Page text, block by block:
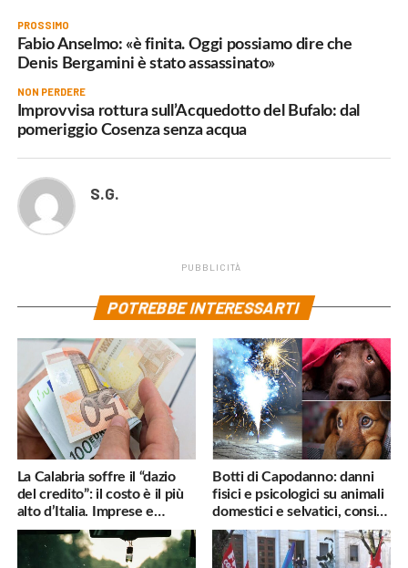
PROSSIMO
Fabio Anselmo: «è finita. Oggi possiamo dire che
Denis Bergamini è stato assassinato»
NON PERDERE
Improvvisa rottura sull’Acquedotto del Bufalo: dal
pomeriggio Cosenza senza acqua
S.G.
PUBBLICITÀ
POTREBBE INTERESSARTI
La Calabria soffre il “dazio
del credito”: il costo è il più
alto d’Italia. Imprese e
famiglie penalizzate
Botti di Capodanno: danni
fisici e psicologici su animali
domestici e selvatici, consigli
utili